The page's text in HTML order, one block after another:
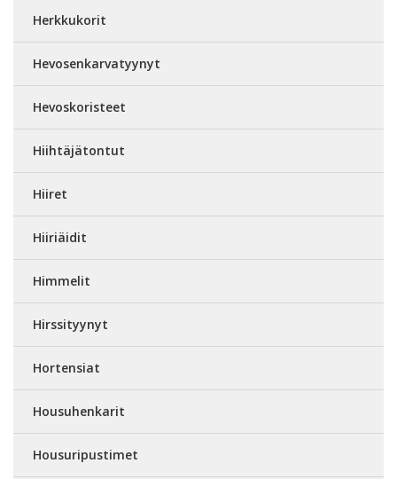
Herkkukorit
Hevosenkarvatyynyt
Hevoskoristeet
Hiihtäjätontut
Hiiret
Hiiriäidit
Himmelit
Hirssityynyt
Hortensiat
Housuhenkarit
Housuripustimet